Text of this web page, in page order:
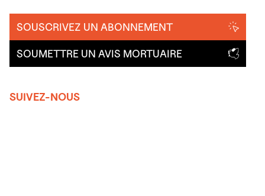
SOUSCRIVEZ UN ABONNEMENT
SOUMETTRE UN AVIS MORTUAIRE
SUIVEZ-NOUS